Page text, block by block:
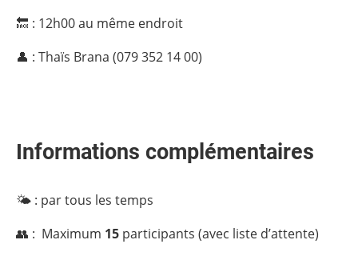
🔙 : 12h00 au même endroit
👤 : Thaïs Brana (079 352 14 00)
Informations complémentaires
🌤 : par tous les temps
👥 : Maximum 15 participants (avec liste d’attente)